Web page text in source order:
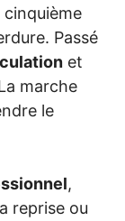
cinquième
Passé
et
marche
le
,
reprise ou